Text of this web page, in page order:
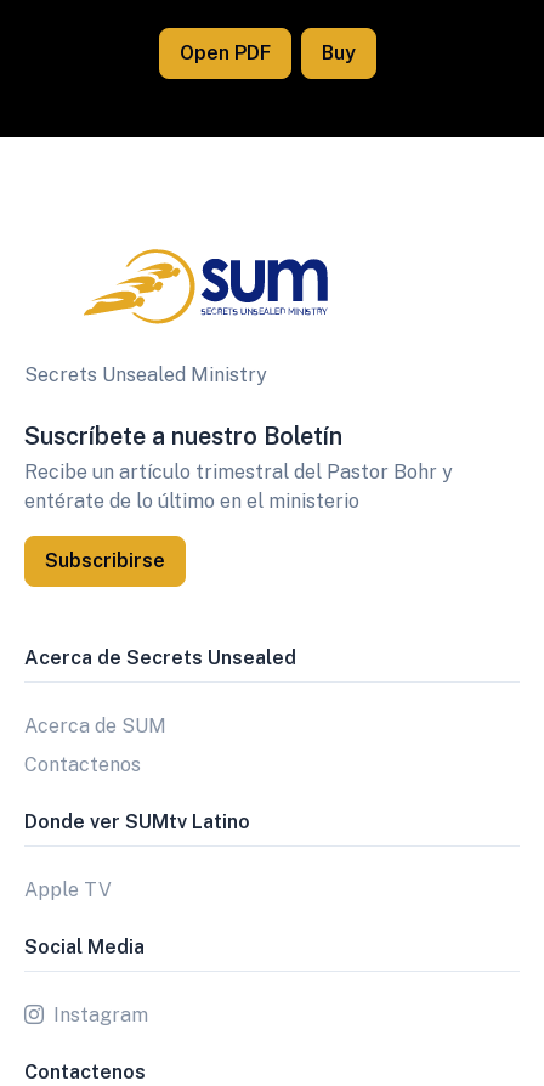
Open PDF Buy
Secrets Unsealed Ministry
Suscríbete a nuestro Boletín
Recibe un artículo trimestral del Pastor Bohr y
entérate de lo último en el ministerio
Subscribirse
Acerca de Secrets Unsealed
Acerca de SUM
Contactenos
Donde ver SUMtv Latino
Apple TV
Social Media
Instagram
Contactenos